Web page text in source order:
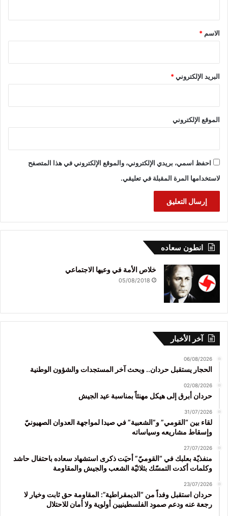
*
الاسم *
البريد الإلكتروني*
الموقع الإلكتروني
احفظ اسمي، بريدي الإلكتروني، والموقع الإلكتروني في هذا المتصفح
لاستخدامها المرة المقبلة في تعليقي.
انطون سعاده
خلاص الأمة في وعيها الاجتماعي
05/08/2018
آخر الأخبار
06/08/2026
الحجار يستقبل حردان.. وبحث آخر المستجدات والشؤون الوطنية
02/08/2026
حردان أبرق إلى هيكل مهنئاً بمناسبة عيد الجيش
31/07/2026
لقاء بين “القومي” و”الشعبية” في صيدا لمواجهة العدوان الصهيونيّ
وإسقاط مشاريعه وسياساته
27/07/2026
منفذيّة بعلبك في “القوميّ” أحيَت ذكرى استشهاد سعاده باحتفال حاشد
وكلمات أكدت التمسّك بثلاثيّة الشعب والجيش والمقاومة
23/07/2026
حردان استقبل وفداً من “الديمقراطية”: المقاومة حق ثابت وخيار لا
رجعة عنه ودعم صمود الفلسطينيين أولوية ولا أمان للاحتلال